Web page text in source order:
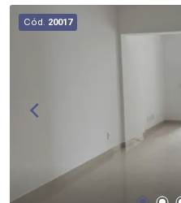
para Venda, Compra e
Ribeirão Imóveis -
Cód. 20017